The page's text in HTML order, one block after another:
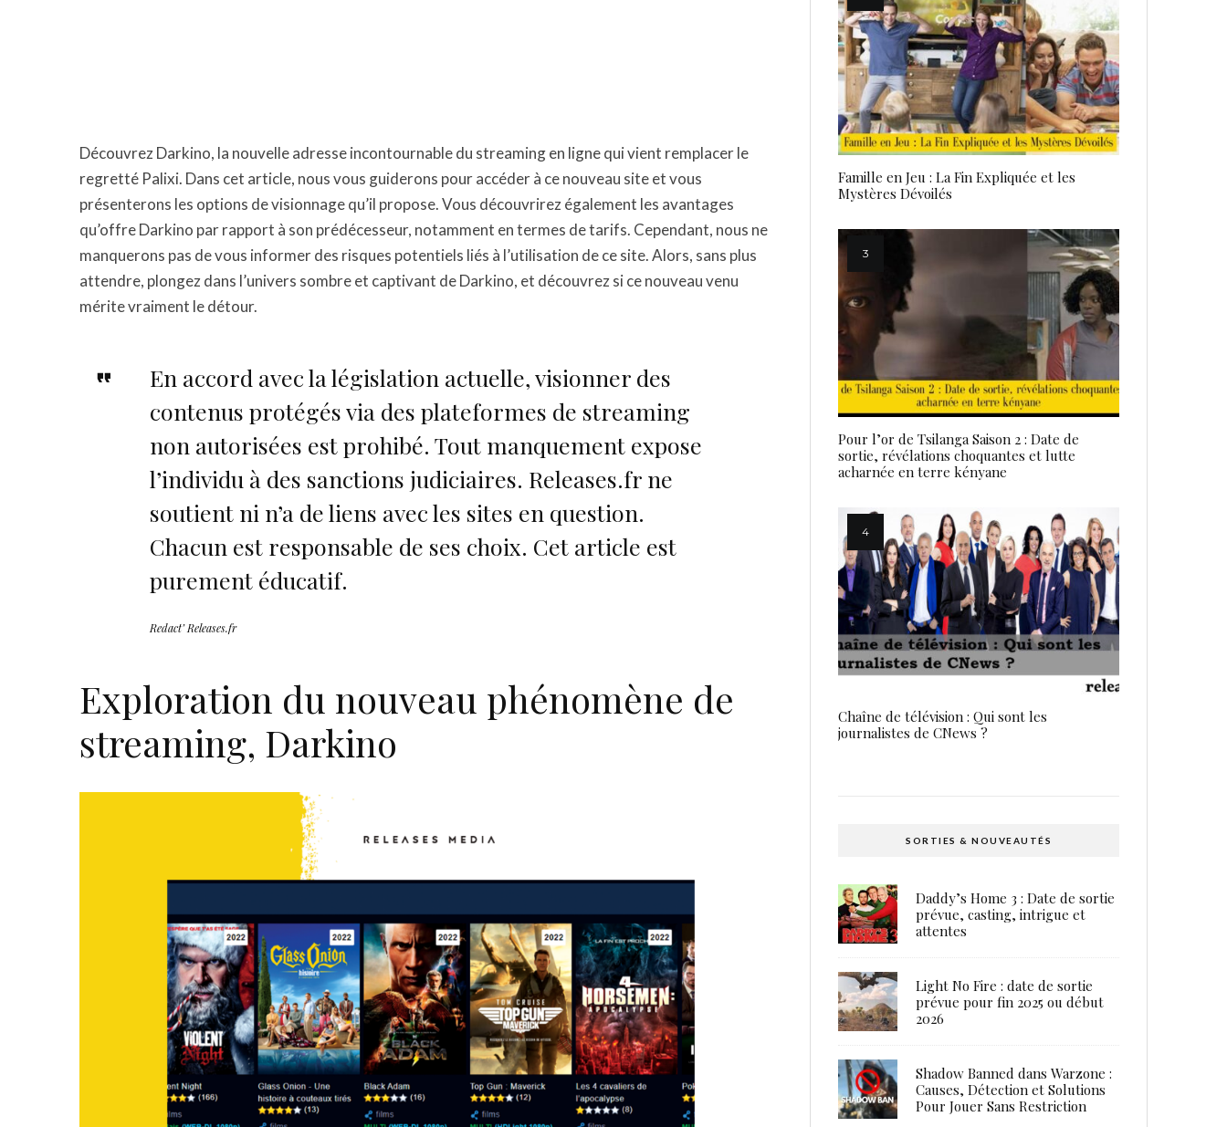
Découvrez Darkino, la nouvelle adresse incontournable du streaming en ligne qui vient remplacer le
regretté Palixi. Dans cet article, nous vous guiderons pour accéder à ce nouveau site et vous
présenterons les options de visionnage qu’il propose. Vous découvrirez également les avantages
qu’offre Darkino par rapport à son prédécesseur, notamment en termes de tarifs. Cependant, nous ne
manquerons pas de vous informer des risques potentiels liés à l’utilisation de ce site. Alors, sans plus
attendre, plongez dans l’univers sombre et captivant de Darkino, et découvrez si ce nouveau venu
mérite vraiment le détour.
En accord avec la législation actuelle, visionner des
contenus protégés via des plateformes de streaming
non autorisées est prohibé. Tout manquement expose
l’individu à des sanctions judiciaires. Releases.fr ne
soutient ni n’a de liens avec les sites en question.
Chacun est responsable de ses choix. Cet article est
purement éducatif.
Redact’ Releases.fr
Exploration du nouveau phénomène de
streaming, Darkino
Famille en Jeu : La Fin Expliquée et les
Mystères Dévoilés
Pour l’or de Tsilanga Saison 2 : Date de
sortie, révélations choquantes et lutte
acharnée en terre kényane
Chaîne de télévision : Qui sont les
journalistes de CNews ?
SORTIES & NOUVEAUTÉS
Daddy’s Home 3 : Date de sortie
prévue, casting, intrigue et
attentes
Light No Fire : date de sortie
prévue pour fin 2025 ou début
2026
Shadow Banned dans Warzone :
Causes, Détection et Solutions
Pour Jouer Sans Restriction